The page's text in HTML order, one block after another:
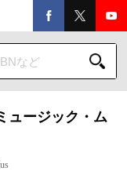
ュージック・ム